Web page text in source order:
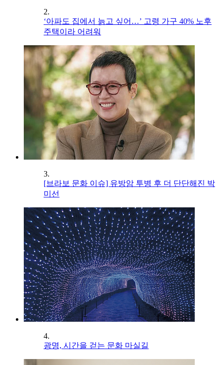
2.
‘아파도 집에서 늙고 싶어…’ 고령 가구 40% 노후
주택이라 어려워
3.
[브라보 문화 이슈] 유방암 투병 후 더 단단해진 박
미선
4.
광명, 시간을 걷는 문화 마실길